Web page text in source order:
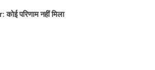
कोई परिणाम नहीं मिला